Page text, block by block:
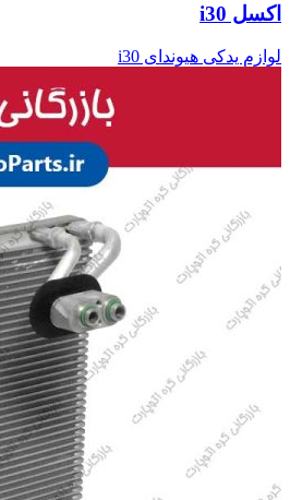
اکسل i30
لوازم یدکی هیوندای i30